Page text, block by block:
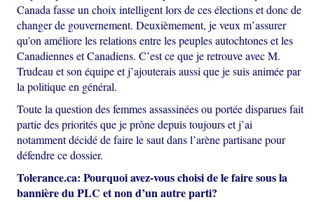
Canada fasse un choix intelligent lors de ces élections et donc de
changer de gouvernement. Deuxièmement, je veux m’assurer
qu’on améliore les relations entre les peuples autochtones et les
Canadiennes et Canadiens. C’est ce que je retrouve avec M.
Trudeau et son équipe et j’ajouterais aussi que je suis animée par
la politique en général.
Toute la question des femmes assassinées ou portée disparues fait
partie des priorités que je prône depuis toujours et j’ai
notamment décidé de faire le saut dans l’arène partisane pour
défendre ce dossier.
Tolerance.ca:Pourquoi avez-vous choisi de le faire sous la
bannière du PLC et non d’un autre parti?